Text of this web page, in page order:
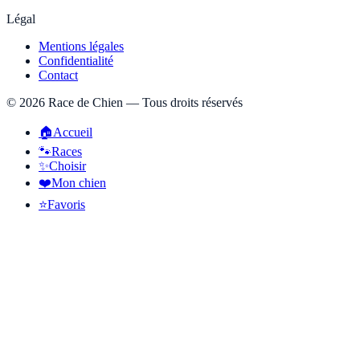
Légal
Mentions légales
Confidentialité
Contact
© 2026 Race de Chien — Tous droits réservés
🏠Accueil
🐾Races
✨Choisir
❤️Mon chien
⭐Favoris